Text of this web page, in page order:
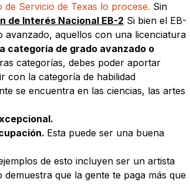
Servicio de Texas lo procese. Sin
de Interés Nacional EB-2 Si bien el EB-
avanzado, aquellos con una licenciatura
categoría de grado avanzado o
categorías, debes poder aportar
con la categoría de habilidad
se encuentra en las ciencias, las artes
Esta puede ser una buena
de esto incluyen ser un artista
que la gente te paga más que